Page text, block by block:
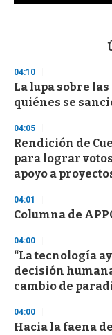
s
d
s
o
f
3
s
c
o
d
s
04:10
La lupa sobre
quiénes se
04:05
Rendición de
para lograr
apoyo a
04:01
Columna de
04:00
“La tecnología
decisión
cambio de
04:00
Hacia la faena